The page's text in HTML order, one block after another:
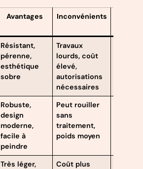
Avantages Inconvénients
Résistant,
pérenne,
esthétique
sobre
Travaux
lourds, coût
élevé,
autorisations
nécessaires
Robuste,
design
moderne,
facile à
peindre
Peut rouiller
sans
traitement,
poids moyen
Très léger,
Coût plus